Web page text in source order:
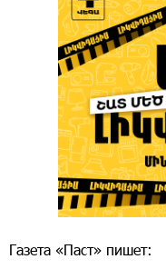
Газета «Паст» пишет: